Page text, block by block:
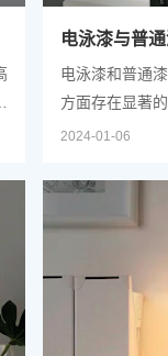
电泳漆与普
电泳漆和普通
方面存在显著
漆则广泛应用
域。
2024-01-06